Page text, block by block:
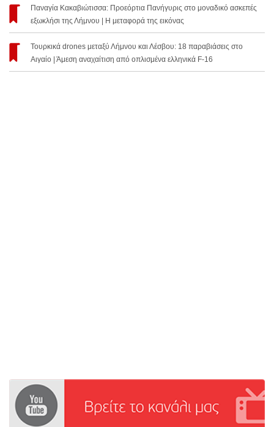
Παναγία Κακαβιώτισσα: Προεόρτια Πανήγυρις στο μοναδικό ασκεπές
εξωκλήσι της Λήμνου | Η μεταφορά της εικόνας
Τουρκικά drones μεταξύ Λήμνου και Λέσβου: 18 παραβιάσεις στο
Αιγαίο | Άμεση αναχαίτιση από οπλισμένα ελληνικά F-16